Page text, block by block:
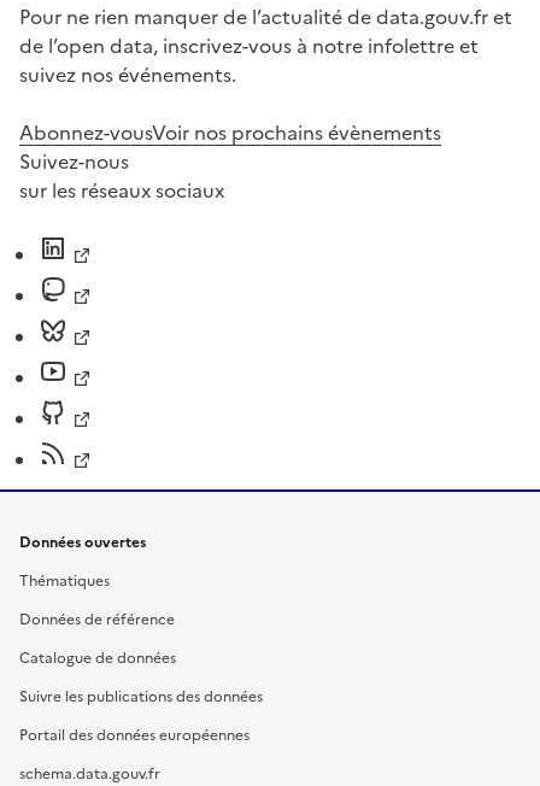
Pour ne rien manquer de l’actualité de data.gouv.fr et
de l’open data, inscrivez-vous à notre infolettre et
suivez nos événements.
Abonnez-vousVoir nos prochains évènements
Suivez-nous
sur les réseaux sociaux
Données ouvertes
Thématiques
Données de référence
Catalogue de données
Suivre les publications des données
Portail des données européennes
schema.data.gouv.fr